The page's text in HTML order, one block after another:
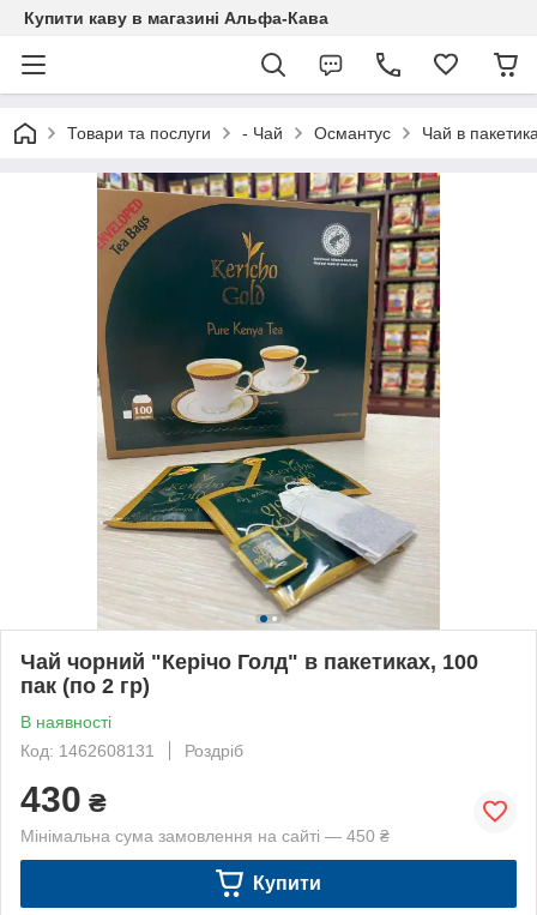
Купити каву в магазині Альфа-Кава
Товари та послуги - Чай Османтус Чай в
Чай чорний "Керічо Голд" в пакетиках, 100
пак (по 2 гр)
В наявності
Код: 1462608131
Роздріб
430 ₴
Мінімальна сума замовлення на сайті — 450 ₴
Купити